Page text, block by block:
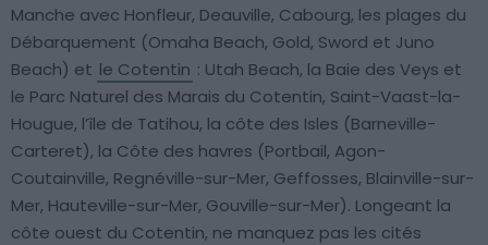
Manche avec Honfleur, Deauville, Cabourg, les plages du
Débarquement (Omaha Beach, Gold, Sword et Juno
Beach) et le Cotentin : Utah Beach, la Baie des Veys et
le Parc Naturel des Marais du Cotentin, Saint-Vaast-la-
Hougue, l’île de Tatihou, la côte des Isles (Barneville-
Carteret), la Côte des havres (Portbail, Agon-
Coutainville, Regnéville-sur-Mer, Geffosses, Blainville-sur-
Mer, Hauteville-sur-Mer, Gouville-sur-Mer). Longeant la
côte ouest du Cotentin, ne manquez pas les cités